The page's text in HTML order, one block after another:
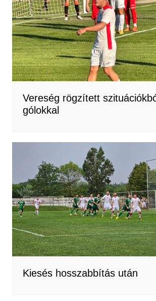
Vereség rögzített
gólokkal
Kiesés hosszabbítás után